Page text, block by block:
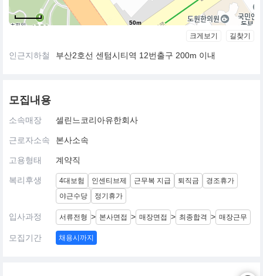
50m
크게보기 길찾기
인근지하철 부산2호선 센텀시티역 12번출구 200m 이내
모집내용
소속매장 셀린느코리아유한회사
근로자소속 본사소속
고용형태 계약직
복리후생 4대보험 인센티브제 근무복 지급 퇴직금
경조휴가
야근수당
정기휴가
입사과정 서류전형 > 본사면접 > 매장면접 > 최종합격 > 매장근무
모집기간 채용시까지